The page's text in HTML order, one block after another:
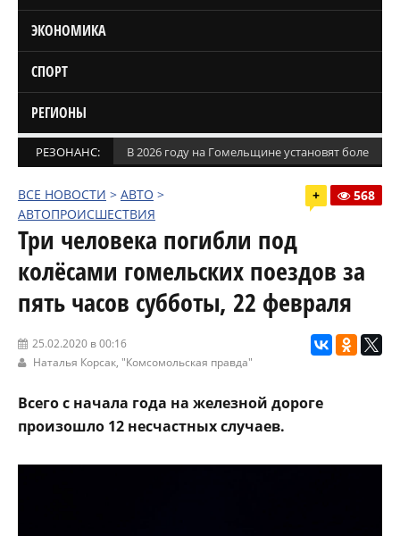
ЭКОНОМИКА
СПОРТ
РЕГИОНЫ
РЕЗОНАНС: В 2026 году на Гомельщине установят более
ВСЕ НОВОСТИ > АВТО >
АВТОПРОИСШЕСТВИЯ
+ 568
Три человека погибли под
колёсами гомельских поездов за
пять часов субботы, 22 февраля
25.02.2020 в 00:16
Наталья Корсак, "Комсомольская правда"
Всего с начала года на железной дороге
произошло 12 несчастных случаев.